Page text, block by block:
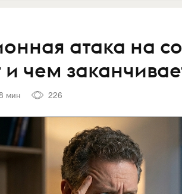
атака на
и чем
мин 226